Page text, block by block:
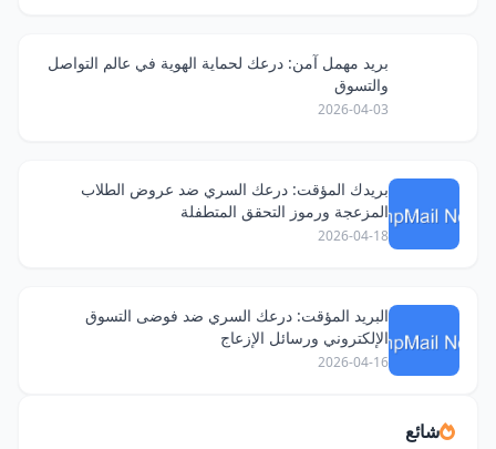
بريد مهمل آمن: درعك لحماية الهوية في عالم التواصل
والتسوق
2026-04-03
بريدك المؤقت: درعك السري ضد عروض الطلاب
المزعجة ورموز التحقق المتطفلة
2026-04-18
البريد المؤقت: درعك السري ضد فوضى التسوق
الإلكتروني ورسائل الإزعاج
2026-04-16
شائع